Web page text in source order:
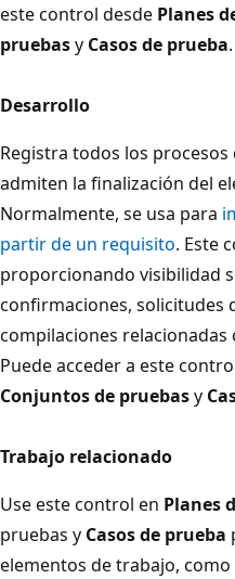
este control desde Planes
pruebasy Casos de prueba.
Desarrollo
Registra todos los
admiten la finalización del
Normalmente, se usa para
partir de un requisito. Este
proporcionando visibilidad
confirmaciones, solicitudes
compilaciones
Puede acceder a este
Conjuntos de pruebasy
Trabajo relacionado
Use este control en Planes
pruebas y Casos de prueba
elementos de trabajo,